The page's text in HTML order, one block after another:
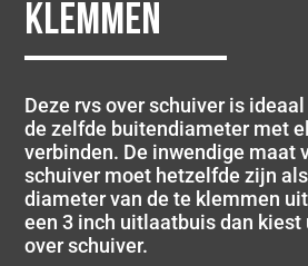
klemmen
Deze rvs over schuiver is
de zelfde buitendiameter met
verbinden. De inwendige maat
schuiver moet hetzelfde zijn
diameter van de te klemmen
een 3 inch uitlaatbuis dan kiest
over schuiver.